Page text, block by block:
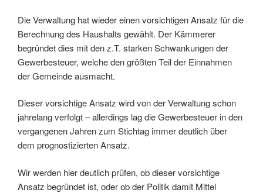
Die Verwaltung hat wieder einen vorsichtigen Ansatz für die
Berechnung des Haushalts gewählt. Der Kämmerer
begründet dies mit den z.T. starken Schwankungen der
Gewerbesteuer, welche den größten Teil der Einnahmen
der Gemeinde ausmacht.
Dieser vorsichtige Ansatz wird von der Verwaltung schon
jahrelang verfolgt – allerdings lag die Gewerbesteuer in den
vergangenen Jahren zum Stichtag immer deutlich über
dem prognostizierten Ansatz.
Wir werden hier deutlich prüfen, ob dieser vorsichtige
Ansatz begründet ist, oder ob der Politik damit Mittel